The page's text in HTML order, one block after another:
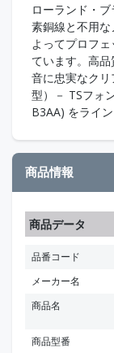
ローランド・
素銅線と不用
よってプロフ
ています。高
音に忠実なクリ
型）－ TSフォ
B3AA) をライン
商品情報
商品データ
品番コード
メーカー名
商品名
商品型番